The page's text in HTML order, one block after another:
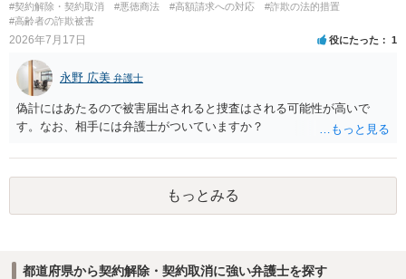
訴訟上何等かの形で、返品義務の有無が争われ争点化していたが、 結
論として、返品義務が存在しないというような判断が判決理由中で下
（信義則による主張制限）。
#契約解除・契約取消 #悪徳商法 #高額請求への対応
#詐欺の法的措置
#高齢者の詐欺被害
2026年7月17日 役にたった 1
永野 広美 弁護士
偽計にはあたるので被害届出されると捜査はされる可能性が高いで
す。なお、相手には弁護士がついていますか？
もっとみる
都道府県から契約解除・契約取消に強い弁護士を探す